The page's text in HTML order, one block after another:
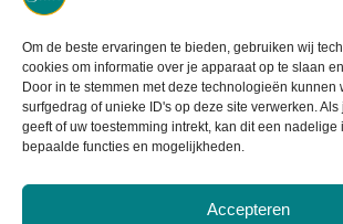
Om de beste ervaringen te bieden, gebruiken wij
cookies om informatie over je apparaat op te slaan
Door in te stemmen met deze technologieën kunnen
surfgedrag of unieke ID's op deze site verwerken.
geeft of uw toestemming intrekt, kan dit een
bepaalde functies en mogelijkheden.
Accepteren